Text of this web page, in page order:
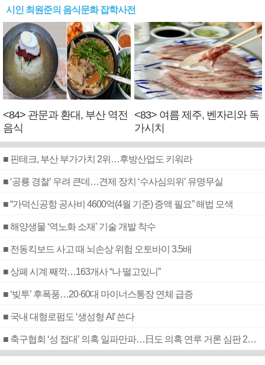
시인 최원준의 음식문화 잡학사전
<84> 관문과 환대, 부산 역전
음식
<83> 여름 제주, 벤자리와 독
가시치
■ 핀테크, 부산 부가가치 2위…후방산업도 키워라
■ ‘공룡 경찰’ 우려 큰데…견제 장치 ‘수사심의위’ 유명무실
■ “가덕신공항 공사비 4600억(4월 기준) 증액 필요” 해법 모색
■ 해양생물 ‘역노화 소재’ 기술 개발 착수
■ 전동킥보드 사고 때 뇌손상 위험 오토바이 3.5배
■ 상폐 시계 째깍…163개사 “나 떨고있니”
■ ‘빚투’ 후폭풍…20·60대 마이너스통장 연체 급증
■ 국내 대형로펌도 ‘생성형 AI’ 쓴다
■ 축구협회 ‘성 접대’ 의혹 일파만파…日도 의혹 연루 거론 심판 2명 조사